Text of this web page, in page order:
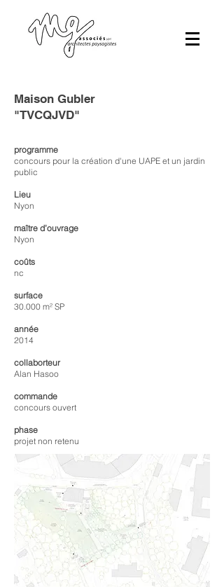
Maison Gubler
"TVCQJVD"
programme
concours pour la création d'une UAPE et un jardin
public
Lieu
Nyon
maître d’ouvrage
Nyon
coûts
nc
surface
30.000 m² SP
année
2014
collaborteur
Alan Hasoo
commande
concours ouvert
phase
projet non retenu